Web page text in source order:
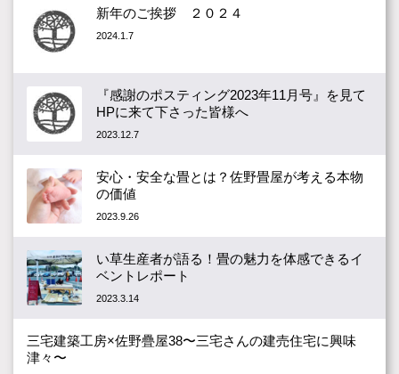
新年のご挨拶 ２０２４
2024.1.7
『感謝のポスティング2023年11月号』を見て
HPに来て下さった皆様へ
2023.12.7
安心・安全な畳とは？佐野畳屋が考える本物
の価値
2023.9.26
い草生産者が語る！畳の魅力を体感できるイ
ベントレポート
2023.3.14
三宅建築工房×佐野疊屋38〜三宅さんの建売住宅に興味
津々〜